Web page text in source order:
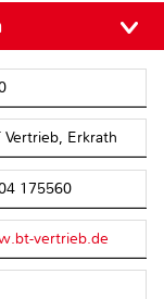
Vertrieb, Erkrath
175560
vertrieb.de